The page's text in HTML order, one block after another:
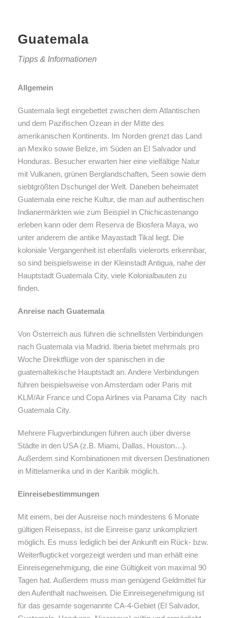
Guatemala
Tipps & Informationen
Allgemein
Guatemala liegt eingebettet zwischen dem Atlantischen
und dem Pazifischen Ozean in der Mitte des
amerikanischen Kontinents. Im Norden grenzt das Land
an Mexiko sowie Belize, im Süden an El Salvador und
Honduras. Besucher erwarten hier eine vielfältige Natur
mit Vulkanen, grünen Berglandschaften, Seen sowie dem
siebtgrößten Dschungel der Welt. Daneben beheimatet
Guatemala eine reiche Kultur, die man auf authentischen
Indianermärkten wie zum Beispiel in Chichicastenango
erleben kann oder dem Reserva de Biosfera Maya, wo
unter anderem die antike Mayastadt Tikal liegt. Die
koloniale Vergangenheit ist ebenfalls vielerorts erkennbar,
so sind beispielsweise in der Kleinstadt Antigua, nahe der
Hauptstadt Guatemala City, viele Kolonialbauten zu
finden.
Anreise nach Guatemala
Von Österreich aus führen die schnellsten Verbindungen
nach Guatemala via Madrid. Iberia bietet mehrmals pro
Woche Direktflüge von der spanischen in die
guatemaltekische Hauptstadt an. Andere Verbindungen
führen beispielsweise von Amsterdam oder Paris mit
KLM/Air France und Copa Airlines via Panama City nach
Guatemala City.
Mehrere Flugverbindungen führen auch über diverse
Städte in den USA (z.B. Miami, Dallas, Houston…).
Außerdem sind Kombinationen mit diversen Destinationen
in Mittelamerika und in der Karibik möglich.
Einreisebestimmungen
Mit einem, bei der Ausreise noch mindestens 6 Monate
gültigen Reisepass, ist die Einreise ganz unkompliziert
möglich. Es muss lediglich bei der Ankunft ein Rück- bzw.
Weiterflugticket vorgezeigt werden und man erhält eine
Einreisegenehmigung, die eine Gültigkeit von maximal 90
Tagen hat. Außerdem muss man genügend Geldmittel für
den Aufenthalt nachweisen. Die Einreisegenehmigung ist
für das gesamte sogenannte CA-4-Gebiet (El Salvador,